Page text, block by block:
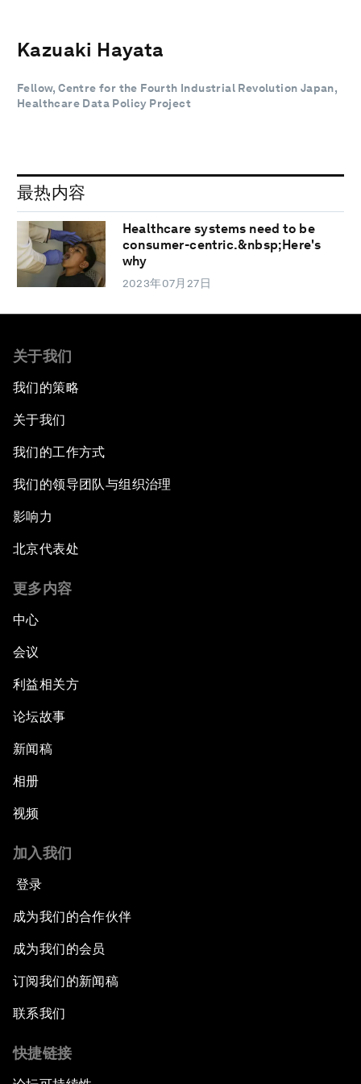
Kazuaki Hayata
Fellow, Centre for the Fourth Industrial Revolution Japan,
Healthcare Data Policy Project
最热内容
Healthcare systems need to be
consumer-centric.&nbsp;Here's
why
2023年07月27日
关于我们
我们的策略
关于我们
我们的工作方式
我们的领导团队与组织治理
影响力
北京代表处
更多内容
中心
会议
利益相关方
论坛故事
新闻稿
相册
视频
加入我们
登录
成为我们的合作伙伴
成为我们的会员
订阅我们的新闻稿
联系我们
快捷链接